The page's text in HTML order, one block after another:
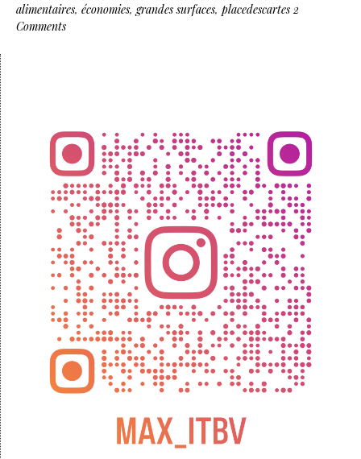
alimentaires, économies, grandes surfaces, placedescartes 2
Comments